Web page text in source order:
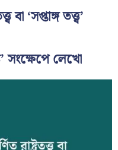
বা ‘সপ্তাঙ্গ তত্ত্ব’
সংক্ষেপে লেখো